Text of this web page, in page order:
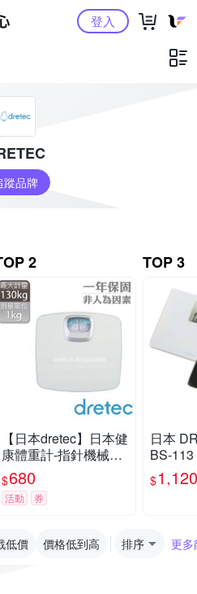
Yahoo購物中心登入
蹤品牌
2
【日本dretec】日本健
康體重計-指針機械式-
白色(BS-306WTKO)
$680
活動 券
TOP 3
日本
BS-
(本產
$1,120
低價 價格低到高 排序 更多